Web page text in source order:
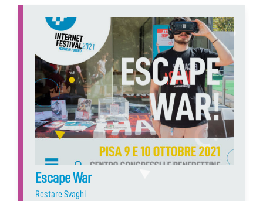
Escape War
Restare Svaghi